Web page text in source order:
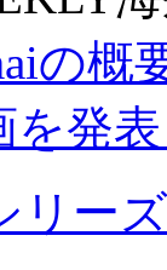
の概
を発
リー